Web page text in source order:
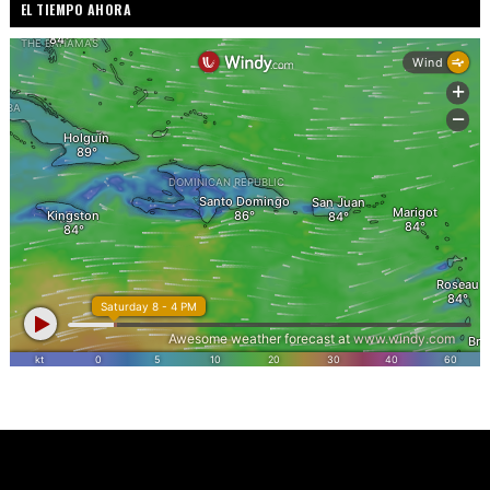
EL TIEMPO AHORA